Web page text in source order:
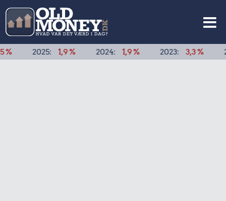
2025: 1,9 % 2024: 1,9 % 2023: 3,3 % 2022: